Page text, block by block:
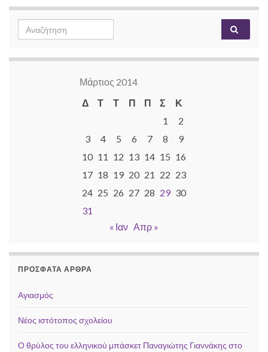
Search
for:
Μάρτιος 2014
Δ
Τ Τ Π Π Σ
Κ
1
2
3
4 5 6 7 8
9
10 11 12 13 14 15 16
17 18 19 20 21 22 23
24 25 26 27 28 29 30
31
« Ιαν Απρ »
ΠΡΌΣΦΑΤΑ ΆΡΘΡΑ
Αγιασμός
Νέος ιστότοπος σχολείου
Ο θρύλος του ελληνικού μπάσκετ Παναγιώτης Γιαννάκης στο